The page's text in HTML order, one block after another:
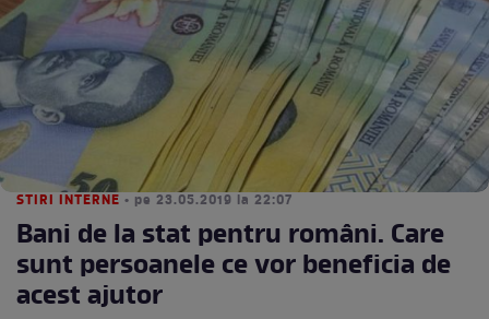
STIRI INTERNE • pe 23.05.2019 la 22:07
Bani de la stat pentru români. Care
sunt persoanele ce vor beneficia de
acest ajutor